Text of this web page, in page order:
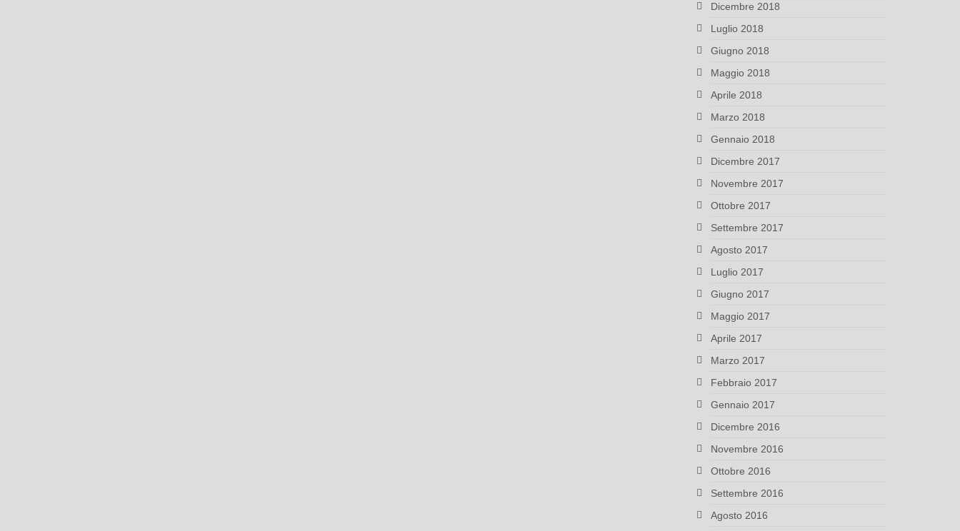
Dicembre 2018
Luglio 2018
Giugno 2018
Maggio 2018
Aprile 2018
Marzo 2018
Gennaio 2018
Dicembre 2017
Novembre 2017
Ottobre 2017
Settembre 2017
Agosto 2017
Luglio 2017
Giugno 2017
Maggio 2017
Aprile 2017
Marzo 2017
Febbraio 2017
Gennaio 2017
Dicembre 2016
Novembre 2016
Ottobre 2016
Settembre 2016
Agosto 2016